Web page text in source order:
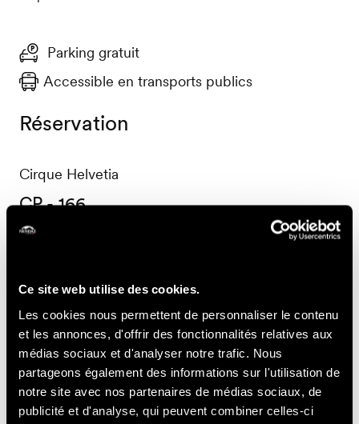
Ce site web utilise des cookies.
Les cookies nous permettent de personnaliser le contenu
et les annonces, d'offrir des fonctionnalités relatives aux
médias sociaux et d'analyser notre trafic. Nous
partageons également des informations sur l'utilisation de
notre site avec nos partenaires de médias sociaux, de
publicité et d'analyse, qui peuvent combiner celles-ci
Parking gratuit
Accessible en transports publics
Réservation
Cirque Helvetia
CP - 166
1510 Moudon
Prix
Tarif individuel
Adulte dès 32.-CHF
Enfant dès 24.-